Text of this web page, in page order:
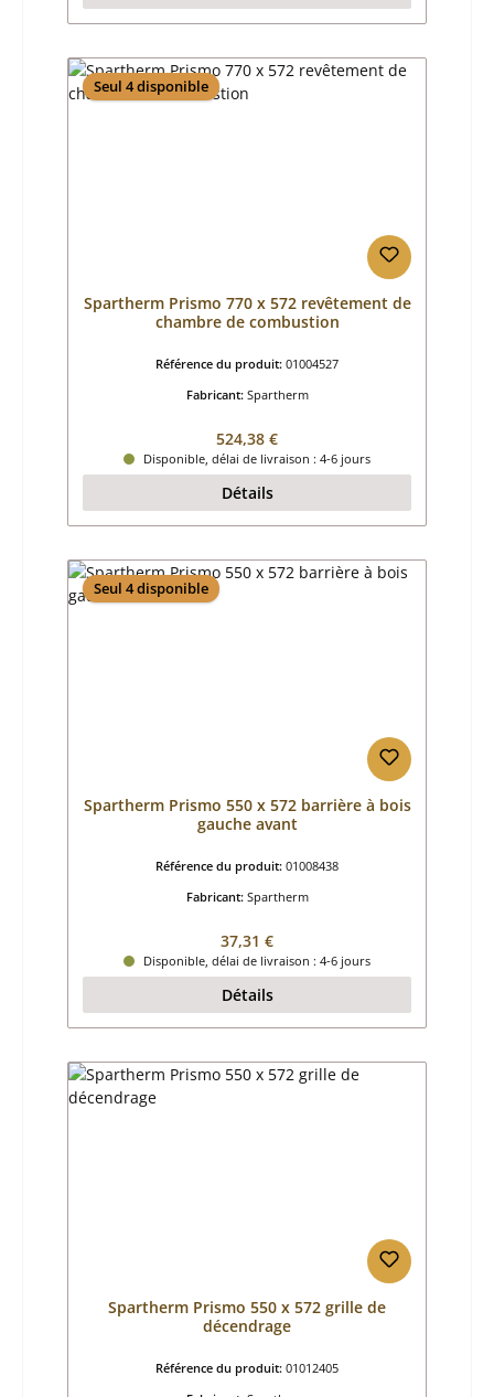
Seul 4 disponible
Spartherm Prismo 770 x 572 revêtement de
chambre de combustion
Référence du produit: 01004527
Fabricant: Spartherm
Prix régulier :
524,38 €
Disponible, délai de livraison : 4-6 jours
Détails
Seul 4 disponible
Spartherm Prismo 550 x 572 barrière à bois
gauche avant
Référence du produit: 01008438
Fabricant: Spartherm
Prix régulier :
37,31 €
Disponible, délai de livraison : 4-6 jours
Détails
Spartherm Prismo 550 x 572 grille de
décendrage
Référence du produit: 01012405